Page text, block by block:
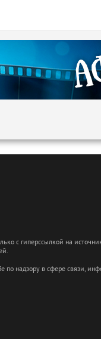
с гиперссылкой на
по надзору в сфере